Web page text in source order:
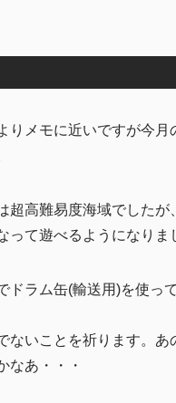
りメモに近いですが今月
超高難易度海域でしたが、
って遊べるようになりま
ドラム缶(輸送用)を使っ
ないことを祈ります。あ
なあ・・・